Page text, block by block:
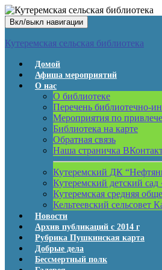
Вкл/выкл навигации
Кутеремская сельская библиотека
Домой
Афиша мероприятий
О нас
О библиотеке
Перечень библиотечно-
Мероприятия по
Библиотека на карте
Обратная связь
Наша страничка
Кутеремский ДК
Кутеремский детский сад
Кутеремская средняя
Кельтеевский сельсовет
Новости
Архив публикаций с 2014 г
Рубрика Пушкинская карта
Добрые дела
Бессмертный полк